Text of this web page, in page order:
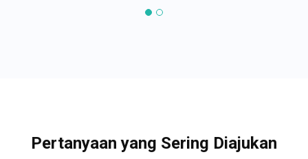
Pertanyaan yang Sering Diajukan